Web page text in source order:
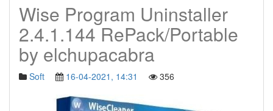
Wise Program Uninstaller
2.4.1.144 RePack/Portable
by elchupacabra
Soft 16-04-2021, 14:31 356